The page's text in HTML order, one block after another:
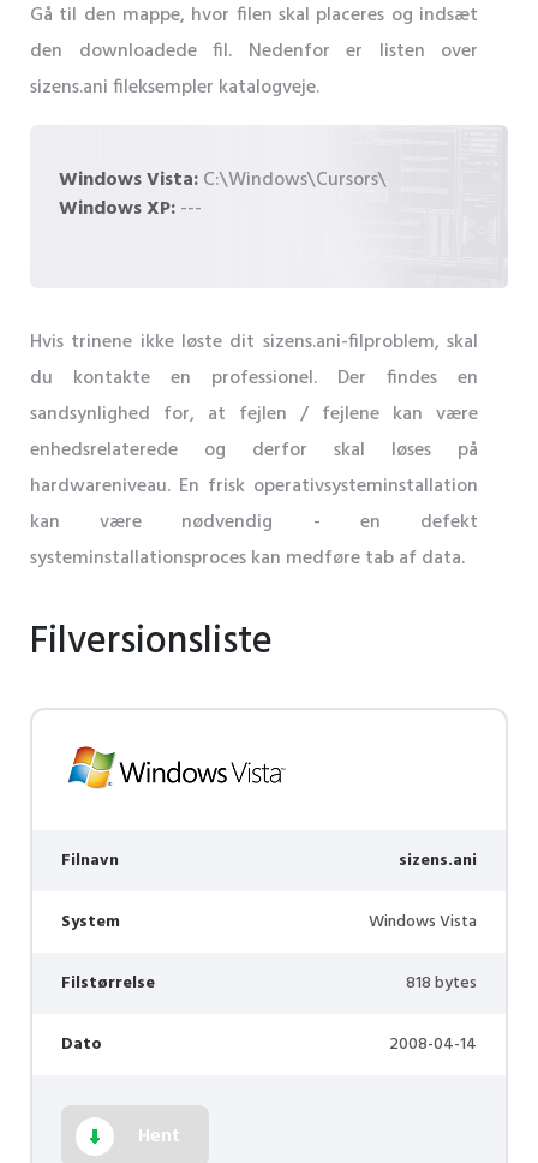
Gå til den mappe, hvor filen skal placeres og indsæt
den downloadede fil. Nedenfor er listen over
sizens.ani fileksempler katalogveje.
Windows Vista:C:\Windows\Cursors\
Windows XP:---
Hvis trinene ikke løste dit sizens.ani-filproblem, skal
du kontakte en professionel. Der findes en
sandsynlighed for, at fejlen / fejlene kan være
enhedsrelaterede og derfor skal løses på
hardwareniveau. En frisk operativsysteminstallation
kan være nødvendig - en defekt
systeminstallationsproces kan medføre tab af data.
Filversionsliste
Filnavn sizens.ani
System Windows Vista
Filstørrelse 818 bytes
Dato 2008-04-14
Hent